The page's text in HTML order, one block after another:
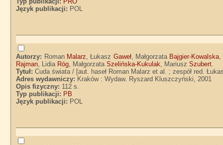
Język publikacji: POL
Autorzy: Roman Malarz, Łukasz Gaweł, Małgorzata Bajgier-Kowalska,
Rajman, Lidia Róg, MałgorzataSzelińska-Kukulak, MariuszSzubert.
Tytuł:Cuda świata / [aut. haseł Roman Malarz et al. ; zespół red.
Adres wydawniczy: Kraków : Wydaw. Ryszard Kluszczyński, 2001
Opis fizyczny: 112 s.
Typ publikacji: PB
Język publikacji: POL